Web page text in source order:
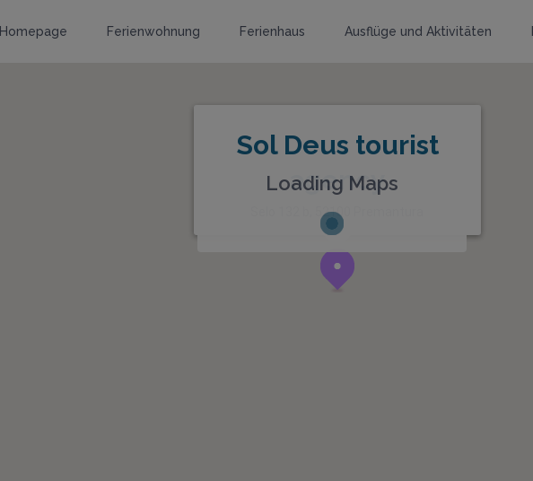
Homepage Ferienwohnung Ferienhaus Ausflüge und Aktivitäten
Sol Deus tourist
agency
Selo 132 b, 52100 Premantura
Loading Maps